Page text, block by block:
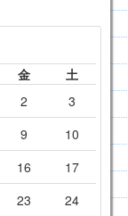
金 土
2
3
9
10
16
17
23
24